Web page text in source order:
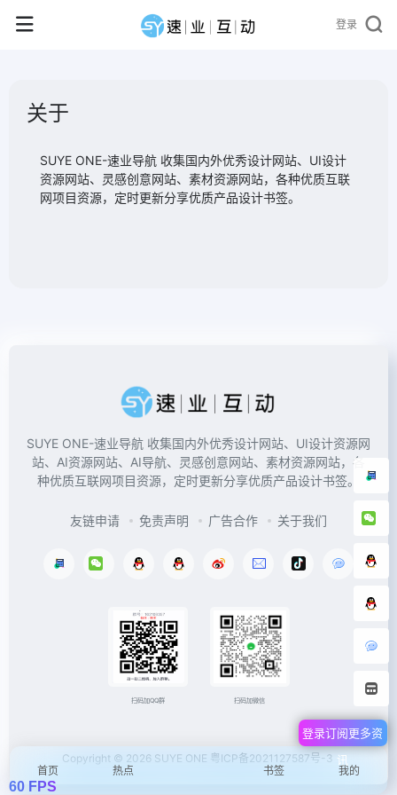
登录
关于
SUYE ONE-速业导航 收集国内外优秀设计网站、UI设计
资源网站、灵感创意网站、素材资源网站，各种优质互联
网项目资源，定时更新分享优质产品设计书签。
首页 热点 书签 我的
登录订阅更多资
讯
SUYE ONE-速业导航 收集国内外优秀设计网站、UI设计资源网
站、AI资源网站、AI导航、灵感创意网站、素材资源网站，各
种优质互联网项目资源，定时更新分享优质产品设计书签。
友链申请 免责声明 广告合作 关于我们
扫码加QQ群 扫码加微信
Copyright © 2026 SUYE ONE 粤ICP备2021127587号-3